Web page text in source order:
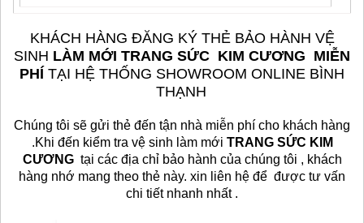
KHÁCH HÀNG ĐĂNG KÝ THẺ BẢO HÀNH VỆ
SINH LÀM MỚI TRANG SỨC KIM CƯƠNG MIỄN
PHÍ TẠI HỆ THỐNG SHOWROOM ONLINE BÌNH
THẠNH
Chúng tôi sẽ gửi thẻ đến tận nhà miễn phí cho khách hàng
.Khi đến kiểm tra vệ sinh làm mới TRANG SỨC KIM
CƯƠNG tại các địa chỉ bảo hành của chúng tôi , khách
hàng nhớ mang theo thẻ này. xin liên hệ để được tư vấn
chi tiết nhanh nhất .